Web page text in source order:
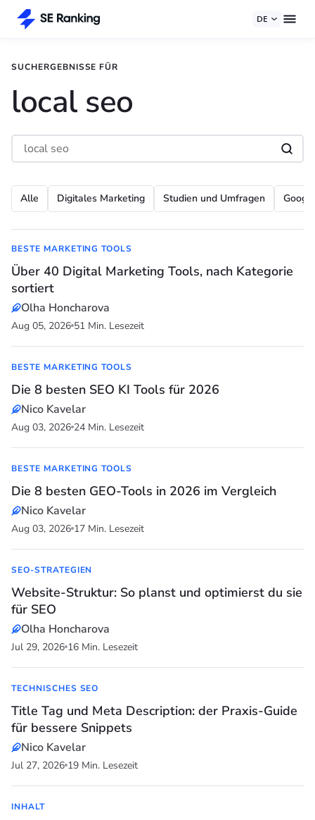
DE
SUCHERGEBNISSE FÜR
local seo
Alle Digitales Marketing Studien und Umfragen
BESTE MARKETING TOOLS
Über 40 Digital Marketing Tools, nach Kategorie
sortiert
Olha Honcharova
Aug 05, 2026 51 Min. Lesezeit
BESTE MARKETING TOOLS
Die 8 besten SEO KI Tools für 2026
Nico Kavelar
Aug 03, 2026 24 Min. Lesezeit
BESTE MARKETING TOOLS
Die 8 besten GEO-Tools in 2026 im Vergleich
Nico Kavelar
Aug 03, 2026 17 Min. Lesezeit
SEO-STRATEGIEN
Website-Struktur: So planst und optimierst du sie
für SEO
Olha Honcharova
Jul 29, 2026 16 Min. Lesezeit
TECHNISCHES SEO
Title Tag und Meta Description: der Praxis-Guide
für bessere Snippets
Nico Kavelar
Jul 27, 2026 19 Min. Lesezeit
INHALT